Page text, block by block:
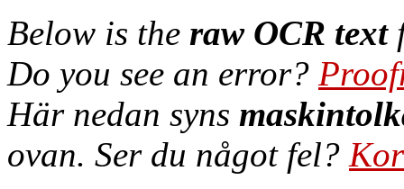
Below is the raw OCR text
Do you see an error?
Här nedan syns
ovan. Ser du något fel?